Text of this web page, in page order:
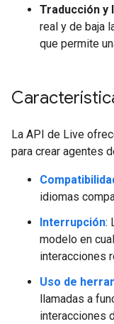
Traducción y
real y de baja
que permite
La API de Live
para crear agentes
idiomas
Interrupción:
modelo en
interacciones
Uso de
llamadas a
interacciones